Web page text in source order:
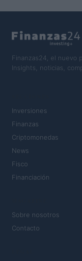
Finanzas24, el nuevo
Insights, noticias,
Inversiones
Finanzas
Criptomonedas
News
Fisco
Financiación
Sobre nosotros
Contacto